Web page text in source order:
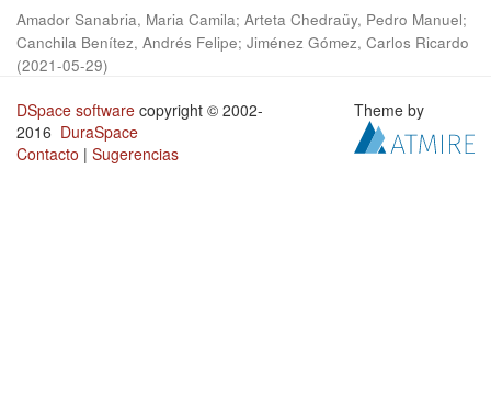
Amador Sanabria, Maria Camila; Arteta Chedraüy, Pedro Manuel;
Canchila Benítez, Andrés Felipe; Jiménez Gómez, Carlos Ricardo
(2021-05-29)
DSpace software copyright © 2002-
2016 DuraSpace
Contacto | Sugerencias
Theme by